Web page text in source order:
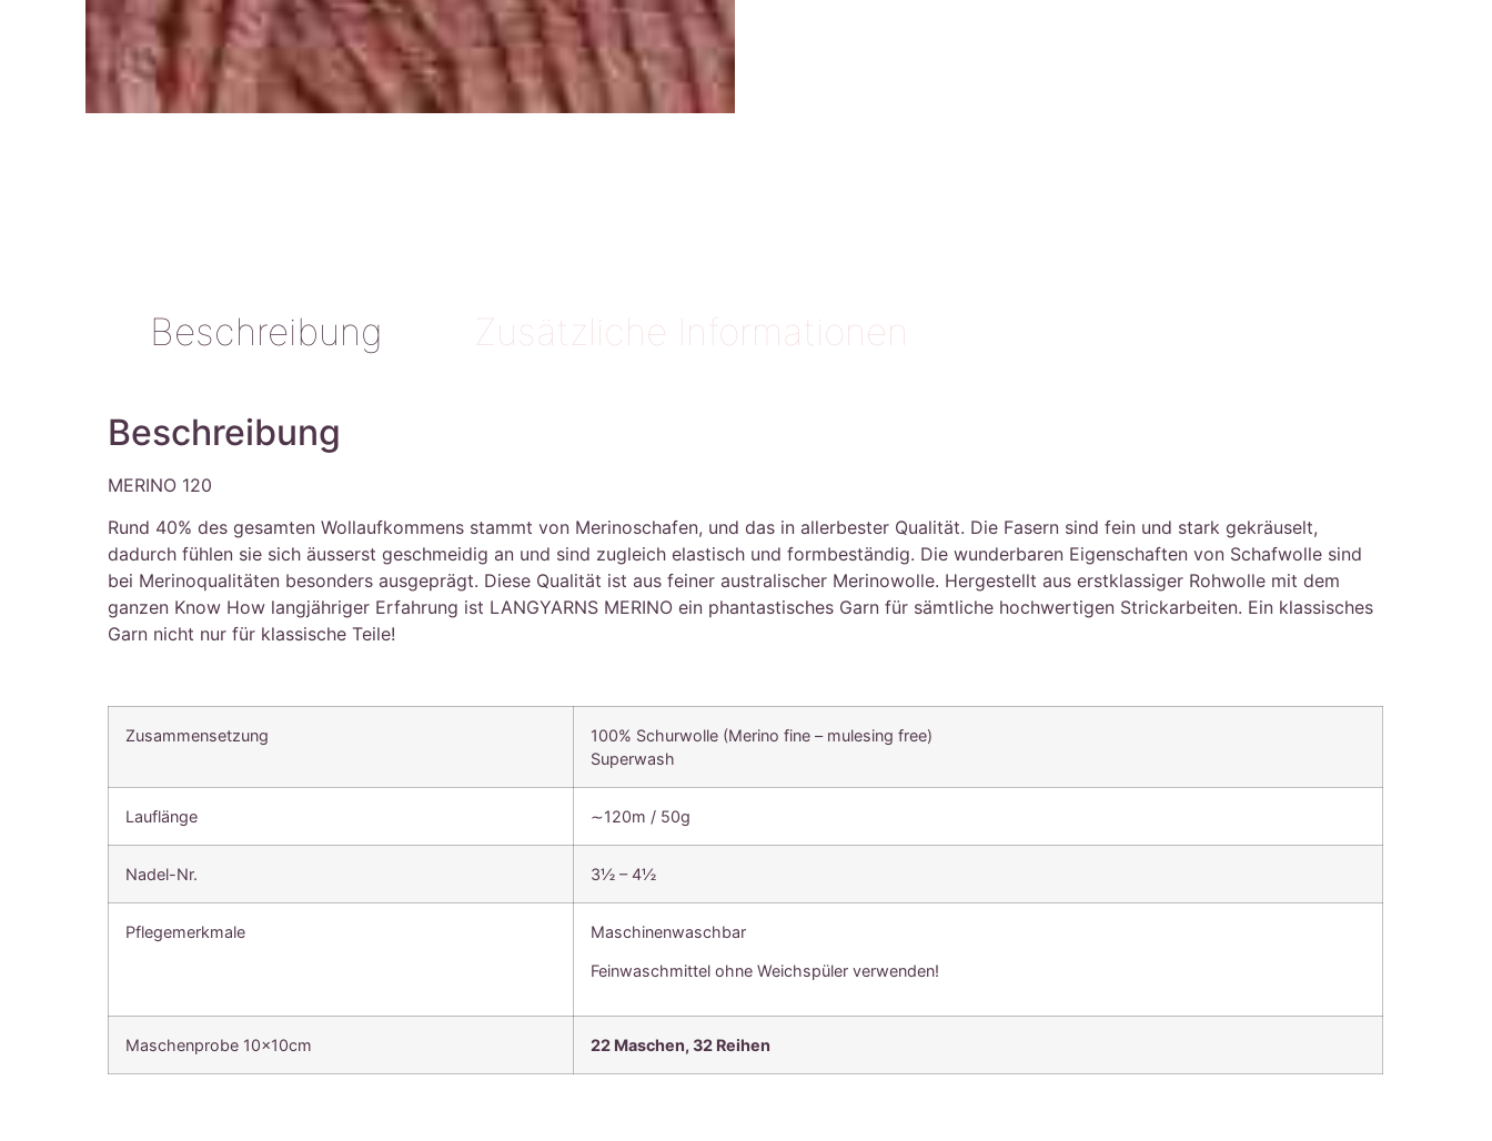
Beschreibung Zusätzliche Informationen
Beschreibung
MERINO 120
Rund 40% des gesamten Wollaufkommens stammt von Merinoschafen, und das in allerbester Qualität. Die Fasern sind fein und stark gekräuselt,
dadurch fühlen sie sich äusserst geschmeidig an und sind zugleich elastisch und formbeständig. Die wunderbaren Eigenschaften von Schafwolle sind
bei Merinoqualitäten besonders ausgeprägt. Diese Qualität ist aus feiner australischer Merinowolle. Hergestellt aus erstklassiger Rohwolle mit dem
ganzen Know How langjähriger Erfahrung ist LANGYARNS MERINO ein phantastisches Garn für sämtliche hochwertigen Strickarbeiten. Ein klassisches
Garn nicht nur für klassische Teile!
Zusammensetzung
100% Schurwolle (Merino fine – mulesing free)
Superwash
Lauflänge ∼120m / 50g
Nadel-Nr. 3½ – 4½
Pflegemerkmale Maschinenwaschbar
Feinwaschmittel ohne Weichspüler verwenden!
Maschenprobe 10x10cm 22 Maschen, 32 Reihen